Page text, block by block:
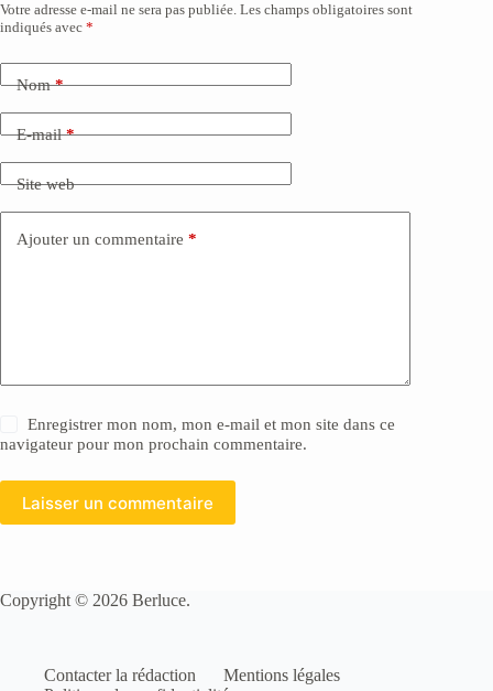
Votre adresse e-mail ne sera pas publiée. Les champs obligatoires sont
indiqués avec *
Nom*
E-mail*
Site web
Ajouter un commentaire *
Enregistrer mon nom, mon e-mail et mon site dans ce
navigateur pour mon prochain commentaire.
Laisser un commentaire
Copyright © 2026 Berluce.
Contacter la rédaction
Mentions légales